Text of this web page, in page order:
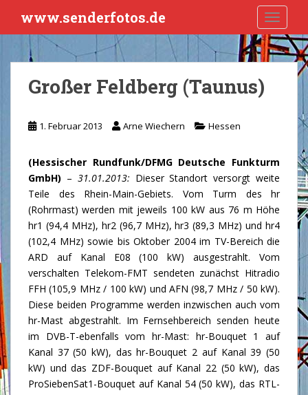
i
t
www.senderfotos.de
Großer Feldberg (Taunus)
1. Februar 2013 Arne Wiechern Hessen
(Hessischer Rundfunk/DFMG Deutsche Funkturm
GmbH) – 31.01.2013: Dieser Standort versorgt weite
Teile des Rhein-Main-Gebiets. Vom Turm des hr
(Rohrmast) werden mit jeweils 100 kW aus 76 m Höhe
hr1 (94,4 MHz), hr2 (96,7 MHz), hr3 (89,3 MHz) und hr4
(102,4 MHz) sowie bis Oktober 2004 im TV-Bereich die
ARD auf Kanal E08 (100 kW) ausgestrahlt. Vom
verschalten Telekom-FMT sendeten zunächst Hitradio
FFH (105,9 MHz / 100 kW) und AFN (98,7 MHz / 50 kW).
Diese beiden Programme werden inzwischen auch vom
hr-Mast abgestrahlt. Im Fernsehbereich senden heute
im DVB-T-ebenfalls vom hr-Mast: hr-Bouquet 1 auf
Kanal 37 (50 kW), das hr-Bouquet 2 auf Kanal 39 (50
kW) und das ZDF-Bouquet auf Kanal 22 (50 kW), das
ProSiebenSat1-Bouquet auf Kanal 54 (50 kW), das RTL-